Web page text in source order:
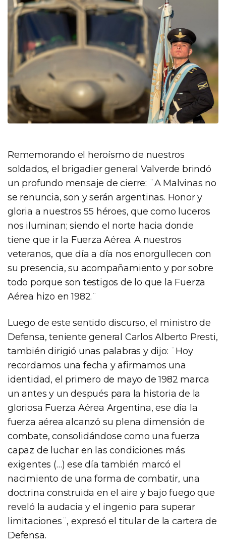
Rememorando el heroísmo de nuestros
soldados, el brigadier general Valverde brindó
un profundo mensaje de cierre: ¨A Malvinas no
se renuncia, son y serán argentinas. Honor y
gloria a nuestros 55 héroes, que como luceros
nos iluminan; siendo el norte hacia donde
tiene que ir la Fuerza Aérea. A nuestros
veteranos, que día a día nos enorgullecen con
su presencia, su acompañamiento y por sobre
todo porque son testigos de lo que la Fuerza
Aérea hizo en 1982.¨
Luego de este sentido discurso, el ministro de
Defensa, teniente general Carlos Alberto Presti,
también dirigió unas palabras y dijo: ¨Hoy
recordamos una fecha y afirmamos una
identidad, el primero de mayo de 1982 marca
un antes y un después para la historia de la
gloriosa Fuerza Aérea Argentina, ese día la
fuerza aérea alcanzó su plena dimensión de
combate, consolidándose como una fuerza
capaz de luchar en las condiciones más
exigentes (…) ese día también marcó el
nacimiento de una forma de combatir, una
doctrina construida en el aire y bajo fuego que
reveló la audacia y el ingenio para superar
limitaciones¨, expresó el titular de la cartera de
Defensa.